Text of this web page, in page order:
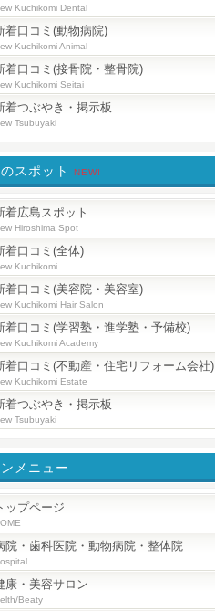
Kuchikomi Dental
着口コミ(動物病院)
Kuchikomi Animal
着口コミ(接骨院・整骨院)
Kuchikomi Seitai
着つぶやき・掲示板
Tsubuyaki
スポット NEW!
着広島スポット
Hiroshima Spot
着口コミ(全体)
Kuchikomi
着口コミ(美容院・美容室)
Kuchikomi Hair Salon
着口コミ(学習塾・進学塾・予備校)
Kuchikomi Academy
着口コミ(不動産・住宅リフォーム会社)
Kuchikomi Estate
着つぶやき・掲示板
Tsubuyaki
ンメニュー
ップページ
院・歯科医院・動物病院・整体院
康・美容サロン
Beaty